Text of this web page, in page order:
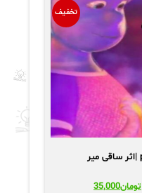
تخفیف
قیمت
تومان35,000قیمت